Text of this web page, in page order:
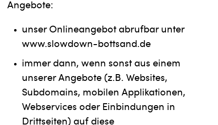
Angebote:
unser Onlineangebot abrufbar unter
www.slowdown-bottsand.de
immer dann, wenn sonst aus einem
unserer Angebote (z.B. Websites,
Subdomains, mobilen Applikationen,
Webservices oder Einbindungen in
Drittseiten) auf diese